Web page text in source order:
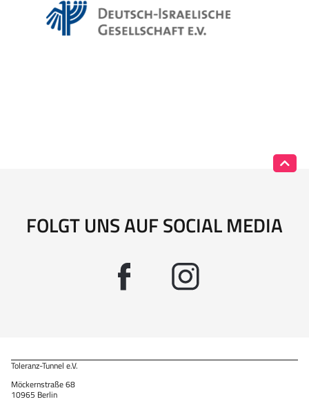
FOLGT UNS AUF SOCIAL MEDIA
Toleranz-Tunnel e.V.
Möckernstraße 68
10965 Berlin